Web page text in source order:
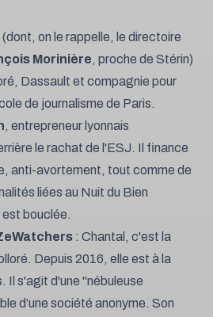
(dont, on le rappelle, le directoire
Morinière, proche de Stérin)
Dassault et compagnie pour
de journalisme de Paris.
, entrepreneur lyonnais
le rachat de l'ESJ. Il finance
, anti-avortement, tout comme de
liées au Nuit du Bien
bouclée.
: Chantal, c'est la
Depuis 2016, elle est à la
Il s'agit d'une "nébuleuse
d’une société anonyme. Son